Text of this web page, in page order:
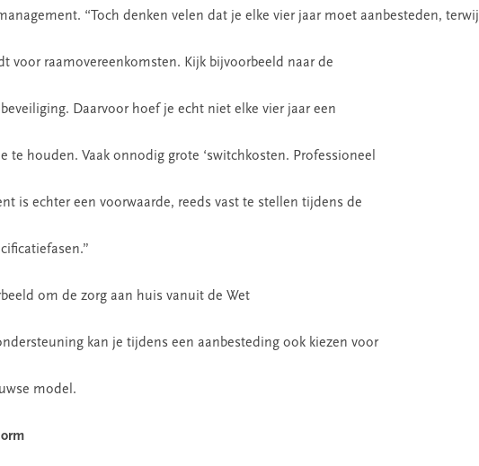
“Toch denken velen dat je elke vier jaar moet aanbesteden, terwijl
voor raamovereenkomsten. Kijk bijvoorbeeld naar de
Daarvoor hoef je echt niet elke vier jaar een
te houden. Vaak onnodig grote ‘switchkosten. Professioneel
is echter een voorwaarde, reeds vast te stellen tijdens de
om de zorg aan huis vanuit de Wet
kan je tijdens een aanbesteding ook kiezen voor
model.
begint bij zelfkennis’
kun je de jeugd beter